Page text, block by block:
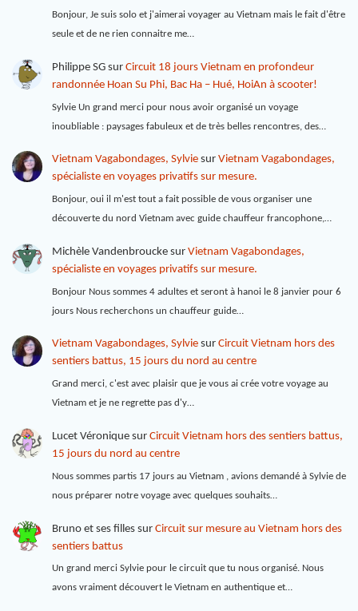
Bonjour, Je suis solo et j'aimerai voyager au Vietnam mais le fait d'être
seule et de ne rien connaitre me…
Philippe SGsur Circuit 18 jours Vietnam en profondeur
randonnée Hoan Su Phi, Bac Ha – Hué, HoiAn à scooter!
Sylvie Un grand merci pour nous avoir organisé un voyage
inoubliable : paysages fabuleux et de très belles rencontres, des…
Vietnam Vagabondages, Sylviesur Vietnam Vagabondages,
spécialiste en voyages privatifs sur mesure.
Bonjour, oui il m'est tout a fait possible de vous organiser une
découverte du nord Vietnam avec guide chauffeur francophone,…
Michèle Vandenbrouckesur Vietnam Vagabondages,
spécialiste en voyages privatifs sur mesure.
Bonjour Nous sommes 4 adultes et seront à hanoi le 8 janvier pour 6
jours Nous recherchons un chauffeur guide…
Vietnam Vagabondages, Sylviesur Circuit Vietnam hors des
sentiers battus, 15 jours du nord au centre
Grand merci, c'est avec plaisir que je vous ai crée votre voyage au
Vietnam et je ne regrette pas d'y…
Lucet Véroniquesur Circuit Vietnam hors des sentiers battus,
15 jours du nord au centre
Nous sommes partis 17 jours au Vietnam , avions demandé à Sylvie de
nous préparer notre voyage avec quelques souhaits…
Bruno et ses fillessur Circuit sur mesure au Vietnam hors des
sentiers battus
Un grand merci Sylvie pour le circuit que tu nous organisé. Nous
avons vraiment découvert le Vietnam en authentique et…